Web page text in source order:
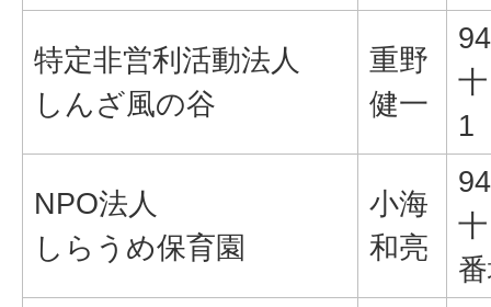
特定非営利活動法人
しんざ風の谷
重野
健一
1
NPO法人
しらうめ保育園
小海
和亮